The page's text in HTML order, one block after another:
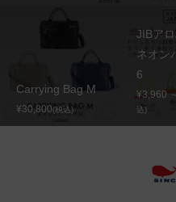
Carrying Bag M
¥30,800(税込)
JIBア
ネオン
6
¥3,960
込)